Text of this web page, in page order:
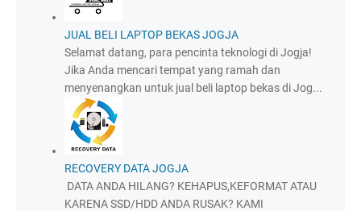
JUAL BELI LAPTOP BEKAS JOGJA
Selamat datang, para pencinta teknologi di Jogja!
Jika Anda mencari tempat yang ramah dan
menyenangkan untuk jual beli laptop bekas di Jog...
RECOVERY DATA JOGJA
DATA ANDA HILANG? KEHAPUS,KEFORMAT ATAU
KARENA SSD/HDD ANDA RUSAK? KAMI